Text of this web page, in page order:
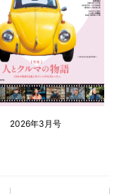
2026年3月号